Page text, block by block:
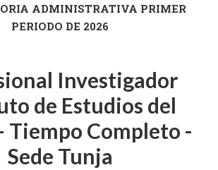
ADMINISTRATIVA PRIMER
PERIODO DE 2026
Investigador
de Estudios del
Tiempo Completo -
Sede Tunja